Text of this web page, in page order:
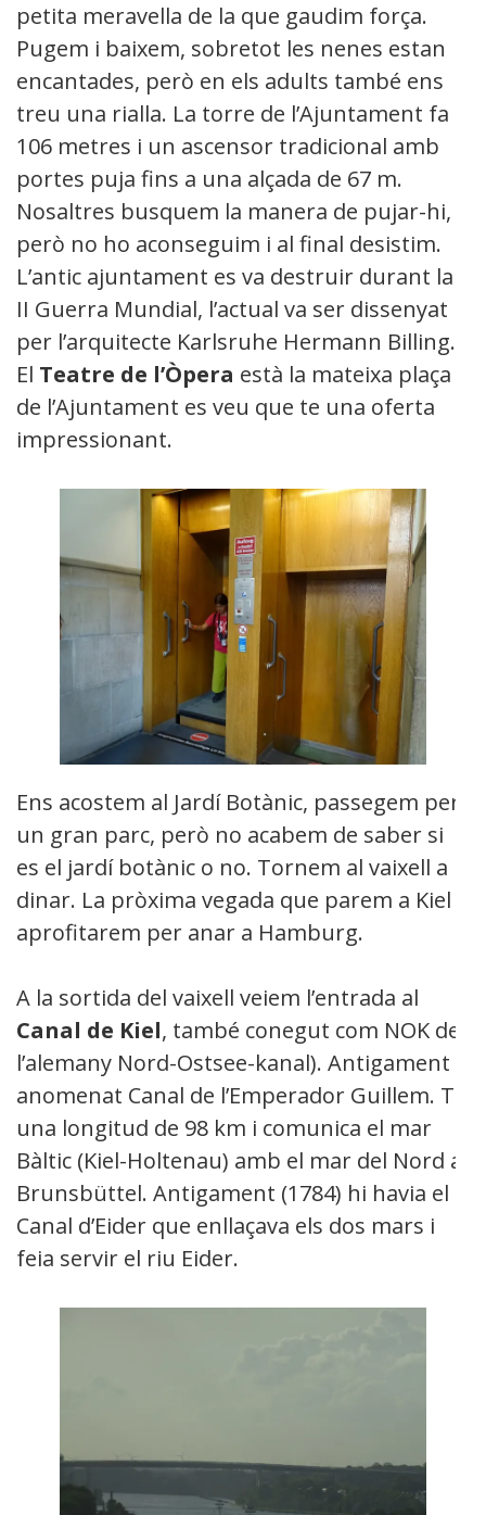
petita meravella de la que gaudim força.
Pugem i baixem, sobretot les nenes estan
encantades, però en els adults també ens
treu una rialla. La torre de l’Ajuntament fa
106 metres i un ascensor tradicional amb
portes puja fins a una alçada de 67 m.
Nosaltres busquem la manera de pujar-hi,
però no ho aconseguim i al final desistim.
L’antic ajuntament es va destruir durant la
II Guerra Mundial, l’actual va ser dissenyat
per l’arquitecte Karlsruhe Hermann Billing.
El Teatre de l’Òpera està la mateixa plaça
de l’Ajuntament es veu que te una oferta
impressionant.
Ens acostem al Jardí Botànic, passegem per
un gran parc, però no acabem de saber si
es el jardí botànic o no. Tornem al vaixell a
dinar. La pròxima vegada que parem a Kiel
aprofitarem per anar a Hamburg.
A la sortida del vaixell veiem l’entrada al
Canal de Kiel, també conegut com NOK de
l’alemany Nord-Ostsee-kanal). Antigament
anomenat Canal de l’Emperador Guillem. Te
una longitud de 98 km i comunica el mar
Bàltic (Kiel-Holtenau) amb el mar del Nord a
Brunsbüttel. Antigament (1784) hi havia el
Canal d’Eider que enllaçava els dos mars i
feia servir el riu Eider.